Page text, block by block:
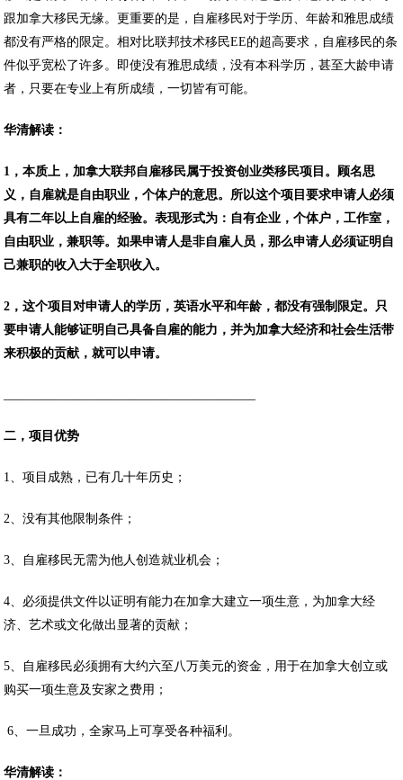
跟加拿大移民无缘。更重要的是，自雇移民对于学历、年龄和雅思成绩
都没有严格的限定。相对比联邦技术移民EE的超高要求，自雇移民的条
件似乎宽松了许多。即使没有雅思成绩，没有本科学历，甚至大龄申请
者，只要在专业上有所成绩，一切皆有可能。
华清解读：
1，本质上，加拿大联邦自雇移民属于投资创业类移民项目。顾名思
义，自雇就是自由职业，个体户的意思。所以这个项目要求申请人必须
具有二年以上自雇的经验。表现形式为：自有企业，个体户，工作室，
自由职业，兼职等。如果申请人是非自雇人员，那么申请人必须证明自
己兼职的收入大于全职收入。
2，这个项目对申请人的学历，英语水平和年龄，都没有强制限定。只
要申请人能够证明自己具备自雇的能力，并为加拿大经济和社会生活带
来积极的贡献，就可以申请。
二，项目优势
1、项目成熟，已有几十年历史；
2、没有其他限制条件；
3、自雇移民无需为他人创造就业机会；
4、必须提供文件以证明有能力在加拿大建立一项生意，为加拿大经
济、艺术或文化做出显著的贡献；
5、自雇移民必须拥有大约六至八万美元的资金，用于在加拿大创立或
购买一项生意及安家之费用；
6、一旦成功，全家马上可享受各种福利。
华清解读：